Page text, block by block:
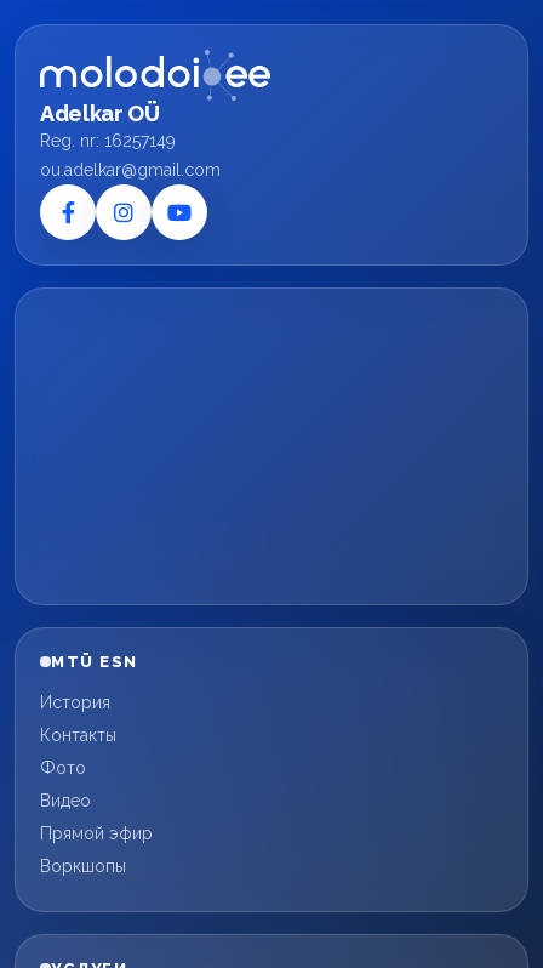
Adelkar OÜ
Reg. nr: 16257149
ou.adelkar@gmail.com
MTÜ ESN
История
Контакты
Фото
Видео
Прямой эфир
Воркшопы